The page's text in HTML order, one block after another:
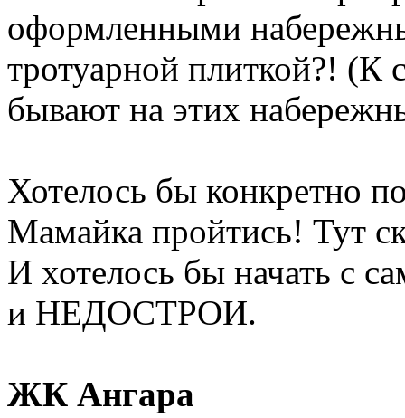
оформленными
тротуарной плиткой?! (К
бывают на этих
Хотелось бы конкретно
Мамайка пройтись! Тут
И хотелось бы начать
и НЕДОСТРОИ.
ЖК Ангара